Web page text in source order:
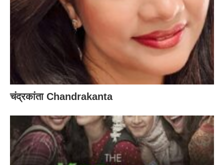
चंद्रकांता Chandrakanta